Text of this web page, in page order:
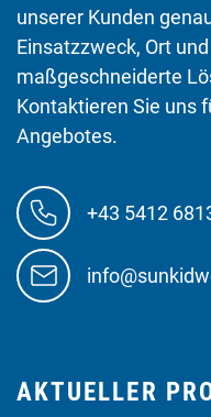
unserer Kunden
Einsatzzweck, Ort
maßgeschneiderte
Kontaktieren Sie uns
Angebotes.
+43 5412
AKTUELLER